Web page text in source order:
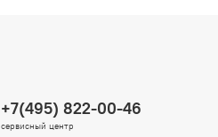
+7(495) 822-00-46
сервисный центр